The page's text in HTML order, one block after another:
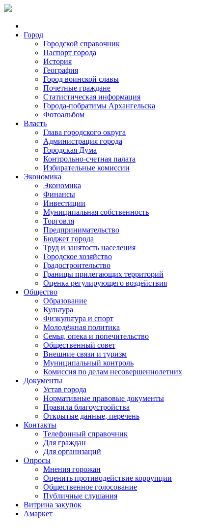
Город
Городской справочник
Паспорт города
История
География
Город воинской славы
Почетные граждане
Статистическая информация
Города-побратимы Архангельска
Фотоальбом
Власть
Глава городского округа
Администрация города
Городская Дума
Контрольно-счетная палата
Избирательные комиссии
Экономика
Экономика
Финансы
Инвестиции
Муниципальная собственность
Торговля
Предпринимательство
Бюджет города
Труд и занятость населения
Городское хозяйство
Градостроительство
Границы прилегающих территорий
Оценка регулирующего воздействия
Общество
Образование
Культура
Физкультура и спорт
Молодёжная политика
Семья, опека и попечительство
Общественный совет
Внешние связи и туризм
Муниципальный контроль
Комиссия по делам несовершеннолетних
Документы
Устав города
Нормативные правовые документы
Правила благоустройства
Открытые данные, перечень
Контакты
Телефонный справочник
Для граждан
Для организаций
Опросы
Мнения горожан
Оценить противодействие коррупции
Общественное голосование
Публичные слушания
Витрина закупок
Амаркет